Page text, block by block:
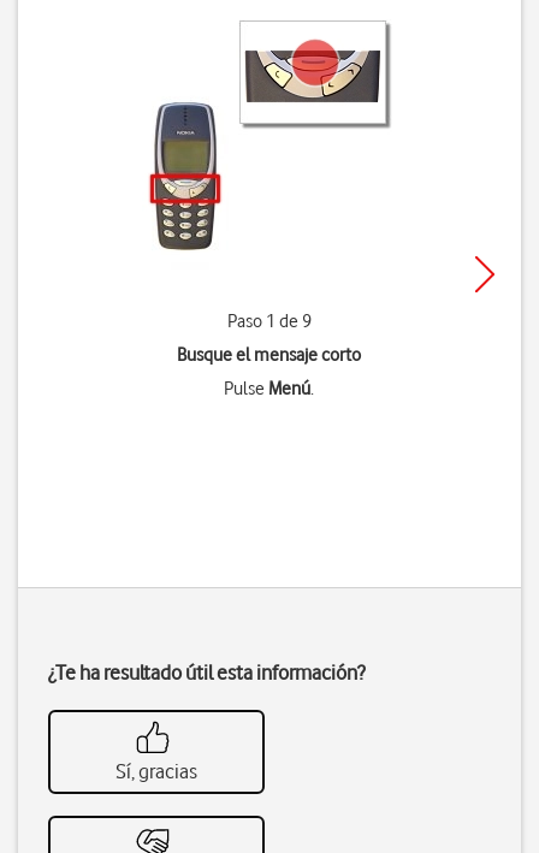
Paso 1 de 9
Busque el mensaje corto
Pulse Menú.
¿Te ha resultado útil esta información?
Sí, gracias